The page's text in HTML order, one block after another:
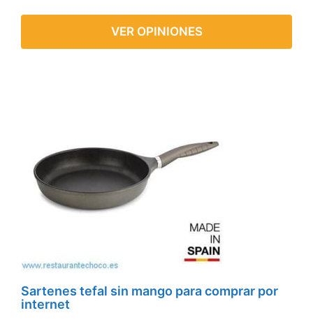
VER OPINIONES
Sartenes tefal sin mango para comprar por
internet